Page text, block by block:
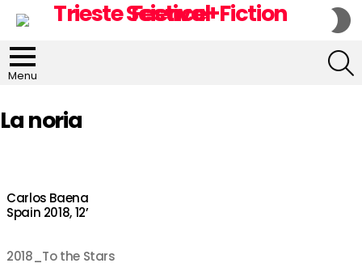
Menu
La noria
Carlos Baena
Spain 2018, 12’
2018_To the Stars